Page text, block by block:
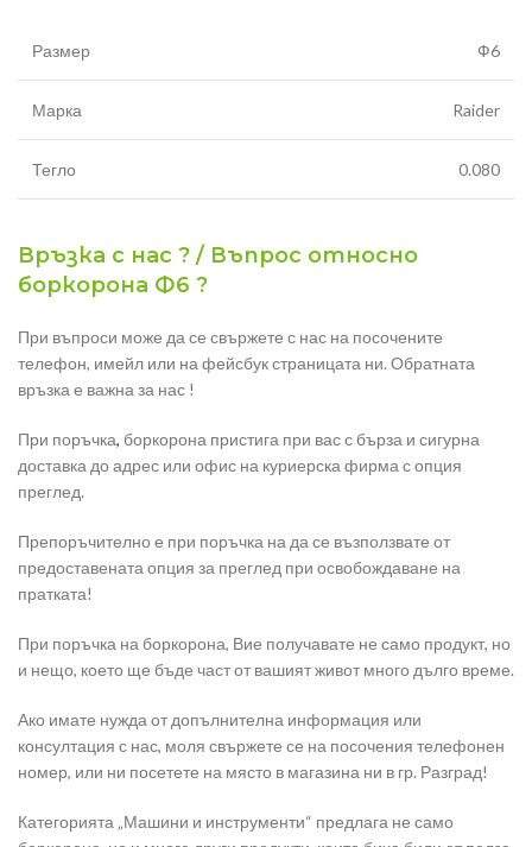
Размер Ф6
Марка Raider
Тегло 0.080
Връзка с нас ? / Въпрос относно
боркорона Ф6 ?
При въпроси може да се свържете с нас на посочените
телефон, имейл или на фейсбук страницата ни. Обратната
връзка е важна за нас !
При поръчка, боркорона пристига при вас с бърза и сигурна
доставка до адрес или офис на куриерска фирма с опция
преглед.
Препоръчително е при поръчка на да се възползвате от
предоставената опция за преглед при освобождаване на
пратката!
При поръчка на боркорона, Вие получавате не само продукт, но
и нещо, което ще бъде част от вашият живот много дълго време.
Ако имате нужда от допълнителна информация или
консултация с нас, моля свържете се на посочения телефонен
номер, или ни посетете на място в магазина ни в гр. Разград!
Категорията „Машини и инструменти“ предлага не само